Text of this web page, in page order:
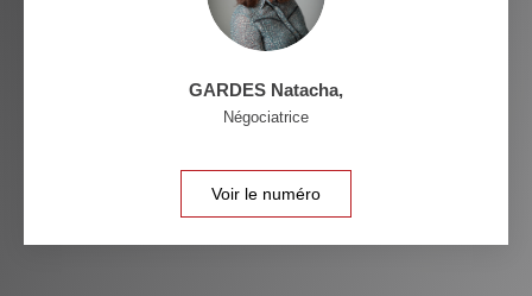
GARDES Natacha,
Négociatrice
Voir le numéro